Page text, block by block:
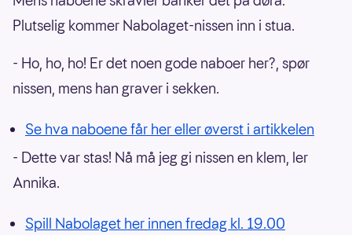
Plutselig kommer Nabolaget-nissen inn i stua.
- Ho, ho, ho! Er det noen gode naboer her?, spør
nissen, mens han graver i sekken.
Se hva naboene får her eller øverst i artikkelen
- Dette var stas! Nå må jeg gi nissen en klem, ler
Annika.
Spill Nabolaget her innen fredag kl. 19.00